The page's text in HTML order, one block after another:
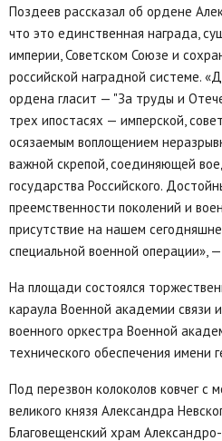
Поздеев рассказал об ордене
что это единственная награда,
империи, Советском Союзе и
российской наградной системе.
ордена гласит — "За труды и
трех ипостасях — имперской,
осязаемым воплощением
важной скрепой, соединяющей
государства Российского.
преемственности поколений и
присутствие на нашем
специальной военной операции»,
На площади состоялся
караула Военной академии связи
военного оркестра Военной
технического обеспечения имени
Под перезвон колоколов ковчег с
великого князя Александра
Благовещенский храм